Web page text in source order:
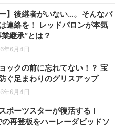
】後継者がいない…。そんなバ
連絡を！ レッドバロンが本気
継承”とは？
年6月4日
ックの前に忘れてない！？ 宝
ぐ足まわりのグリスアップ
年6月4日
ポーツスターが復活する！
再登板をハーレーダビッドソ